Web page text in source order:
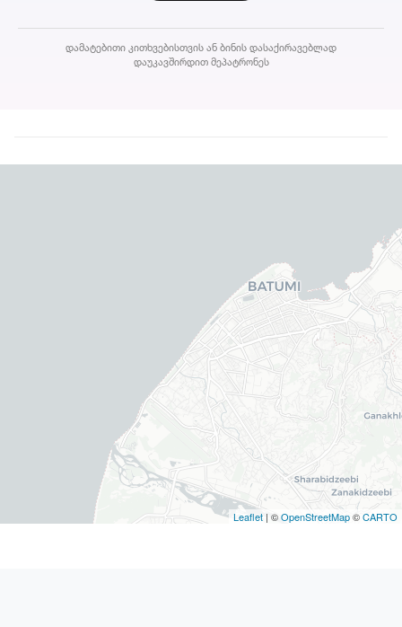
დამატებითი კითხვებისთვის ან ბინის დასაქირავებლად
დაუკავშირდით მეპატრონეს
Leaflet | ©OpenStreetMap©CARTO